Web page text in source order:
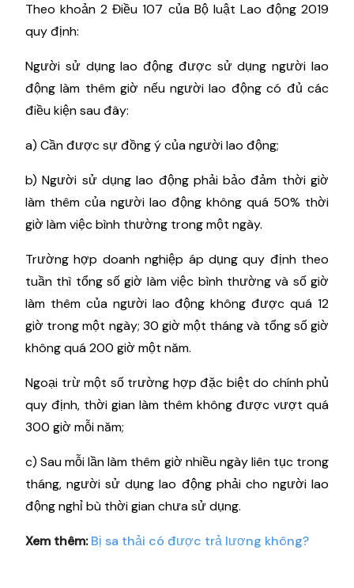
Theo khoản 2 Điều 107 của Bộ luật Lao động 2019
quy định:
Người sử dụng lao động được sử dụng người lao
động làm thêm giờ nếu người lao động có đủ các
điều kiện sau đây:
a) Cần được sự đồng ý của người lao động;
b) Người sử dụng lao động phải bảo đảm thời giờ
làm thêm của người lao động không quá 50% thời
giờ làm việc bình thường trong một ngày.
Trường hợp doanh nghiệp áp dụng quy định theo
tuần thì tổng số giờ làm việc bình thường và số giờ
làm thêm của người lao động không được quá 12
giờ trong một ngày; 30 giờ một tháng và tổng số giờ
không quá 200 giờ một năm.
Ngoại trừ một số trường hợp đặc biệt do chính phủ
quy định, thời gian làm thêm không được vượt quá
300 giờ mỗi năm;
c) Sau mỗi lần làm thêm giờ nhiều ngày liên tục trong
tháng, người sử dụng lao động phải cho người lao
động nghỉ bù thời gian chưa sử dụng.
Xem thêm: Bị sa thải có được trả lương không?